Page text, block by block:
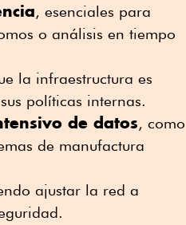
, esenciales para
o análisis en tiempo
la infraestructura es
políticas internas.
de datos, como
de manufactura
ajustar la red a